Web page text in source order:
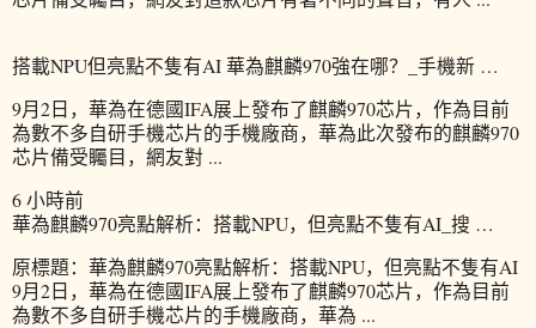
搭載NPU但亮點不隻有AI 華為麒麟970強在哪？_手機新 …
9月2日，華為在德國IFA展上發布了麒麟970芯片，作為目前
為數不多自研手機芯片的手機廠商，華為此次發布的麒麟970
芯片備受矚目，網友對 ...
6 小時前
華為麒麟970亮點解析：搭載NPU，但亮點不隻有AI_搜 …
原標題：華為麒麟970亮點解析：搭載NPU，但亮點不隻有AI
9月2日，華為在德國IFA展上發布了麒麟970芯片，作為目前
為數不多自研手機芯片的手機廠商，華為 ...